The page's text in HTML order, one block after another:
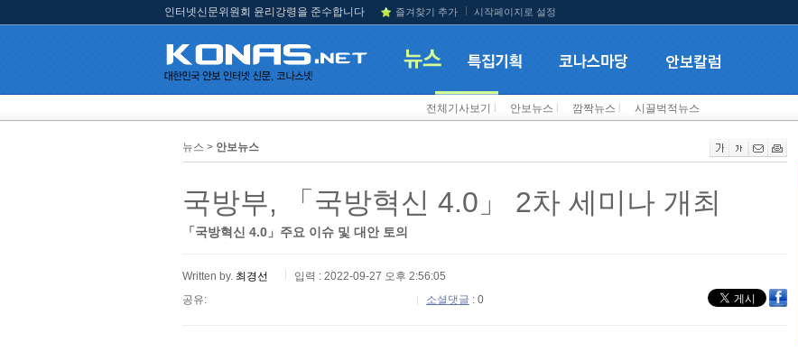
인터넷신문위원회 윤리강령을 준수합니다 즐겨찾기 추가 시작페이지로 설정
전체기사보기 안보뉴스 깜짝뉴스 시끌벅적뉴스
뉴스 > 안보뉴스
국방부, 「국방혁신 4.0」 2차 세미나 개최
「국방혁신 4.0」주요 이슈 및 대안 토의
Written by. 최경선
입력 : 2022-09-27 오후 2:56:05
공유:
소셜댓글 : 0